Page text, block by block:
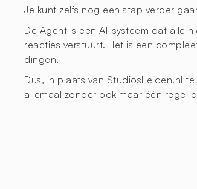
Je kunt zelfs nog een stap verder
De Agent is een AI-systeem dat alle
reacties verstuurt. Het is een
dingen.
Dus, in plaats van StudiosLeiden.nl
allemaal zonder ook maar één regel